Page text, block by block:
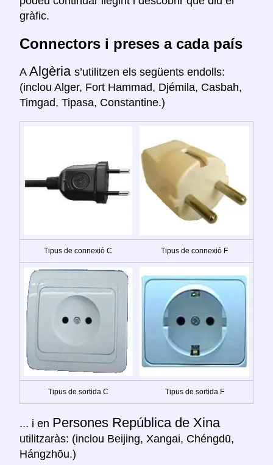
gràfic.
Connectors i preses a cada país
A Algèria s’utilitzen els següents endolls:
(inclou Alger, Fort Hammad, Djémila, Casbah,
Timgad, Tipasa, Constantine.)
Tipus de connexió C Tipus de connexió F
Tipus de sortida C Tipus de sortida F
... i en Persones República de Xina
utilitzaràs: (inclou Beijing, Xangai, Chéngdū,
Hángzhōu.)